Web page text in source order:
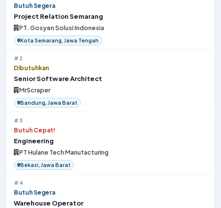
Butuh Segera
Project Relation Semarang
PT. Gosyen Solusi Indonesia
Kota Semarang, Jawa Tengah
#2
Dibutuhkan
Senior Software Architect
MrScraper
Bandung, Jawa Barat
#3
Butuh Cepat!
Engineering
PT Hulane Tech Manufacturing
Bekasi, Jawa Barat
#4
Butuh Segera
Warehouse Operator